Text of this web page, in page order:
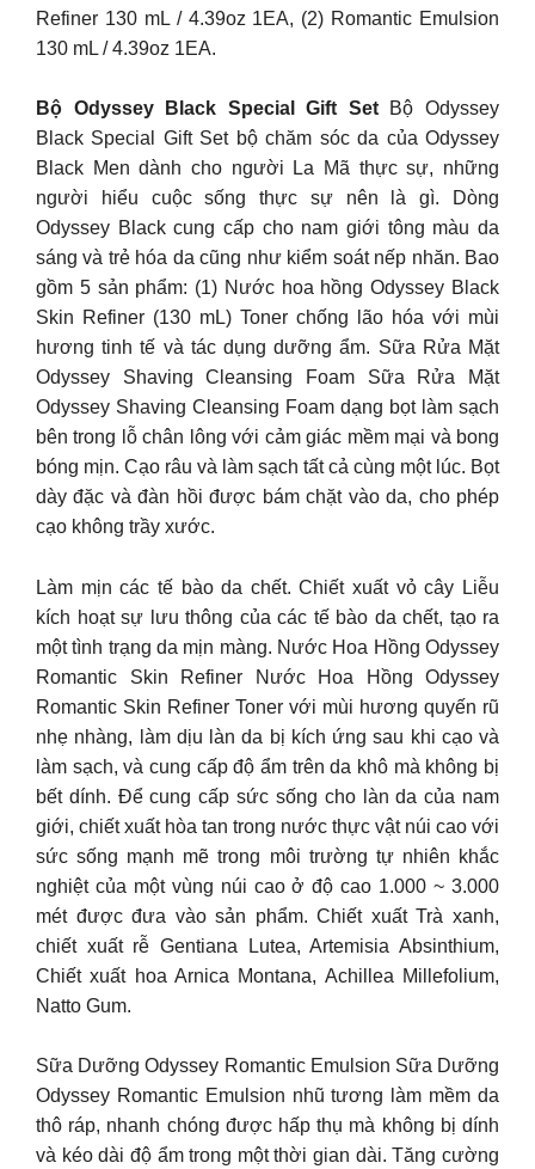
Refiner 130 mL / 4.39oz 1EA, (2) Romantic Emulsion
130 mL / 4.39oz 1EA.
Bộ Odyssey Black Special Gift Set Bộ Odyssey
Black Special Gift Set bộ chăm sóc da của Odyssey
Black Men dành cho người La Mã thực sự, những
người hiểu cuộc sống thực sự nên là gì. Dòng
Odyssey Black cung cấp cho nam giới tông màu da
sáng và trẻ hóa da cũng như kiểm soát nếp nhăn. Bao
gồm 5 sản phẩm: (1) Nước hoa hồng Odyssey Black
Skin Refiner (130 mL) Toner chống lão hóa với mùi
hương tinh tế và tác dụng dưỡng ẩm. Sữa Rửa Mặt
Odyssey Shaving Cleansing Foam Sữa Rửa Mặt
Odyssey Shaving Cleansing Foam dạng bọt làm sạch
bên trong lỗ chân lông với cảm giác mềm mại và bong
bóng mịn. Cạo râu và làm sạch tất cả cùng một lúc. Bọt
dày đặc và đàn hồi được bám chặt vào da, cho phép
cạo không trầy xước.
Làm mịn các tế bào da chết. Chiết xuất vỏ cây Liễu
kích hoạt sự lưu thông của các tế bào da chết, tạo ra
một tình trạng da mịn màng. Nước Hoa Hồng Odyssey
Romantic Skin Refiner Nước Hoa Hồng Odyssey
Romantic Skin Refiner Toner với mùi hương quyến rũ
nhẹ nhàng, làm dịu làn da bị kích ứng sau khi cạo và
làm sạch, và cung cấp độ ẩm trên da khô mà không bị
bết dính. Để cung cấp sức sống cho làn da của nam
giới, chiết xuất hòa tan trong nước thực vật núi cao với
sức sống mạnh mẽ trong môi trường tự nhiên khắc
nghiệt của một vùng núi cao ở độ cao 1.000 ~ 3.000
mét được đưa vào sản phẩm. Chiết xuất Trà xanh,
chiết xuất rễ Gentiana Lutea, Artemisia Absinthium,
Chiết xuất hoa Arnica Montana, Achillea Millefolium,
Natto Gum.
Sữa Dưỡng Odyssey Romantic Emulsion Sữa Dưỡng
Odyssey Romantic Emulsion nhũ tương làm mềm da
thô ráp, nhanh chóng được hấp thụ mà không bị dính
và kéo dài độ ẩm trong một thời gian dài. Tăng cường